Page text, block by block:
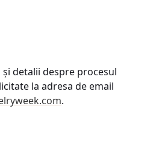
detalii despre procesul
la adresa de email
.